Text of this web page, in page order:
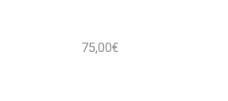
75,00€